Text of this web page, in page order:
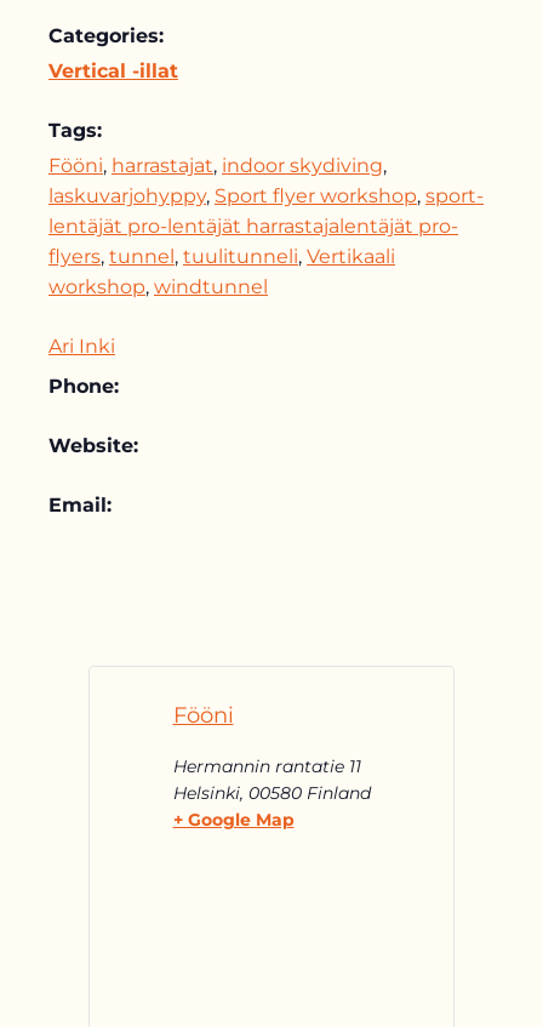
Categories:
Vertical -illat
Tags:
Fööni, harrastajat, indoor skydiving,
laskuvarjohyppy, Sport flyer workshop, sport-
lentäjät pro-lentäjät harrastajalentäjät pro-
flyers, tunnel, tuulitunneli, Vertikaali
workshop, windtunnel
Ari Inki
Phone:
Website:
Email:
Fööni
Hermannin rantatie 11
Helsinki, 00580 Finland
+ Google Map